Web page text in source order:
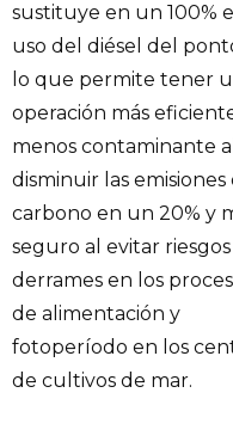
sustituye en un 100% el
uso del diésel del
lo que permite tener
operación más
menos contaminante al
disminuir las emisiones
carbono en un 20% y
seguro al evitar
derrames en los
de alimentación y
fotoperíodo en los
de cultivos de mar.